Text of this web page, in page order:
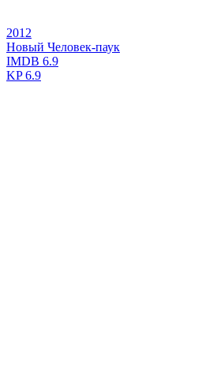
2012
Новый Человек-паук
IMDB 6.9
KP6.9